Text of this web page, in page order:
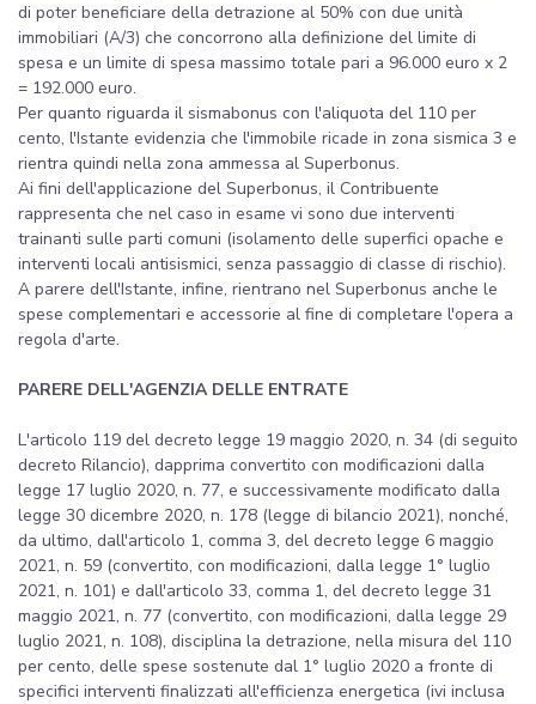
di poter beneficiare della detrazione al 50% con due unità
immobiliari (A/3) che concorrono alla definizione del limite di
spesa e un limite di spesa massimo totale pari a 96.000 euro x 2
= 192.000 euro.
Per quanto riguarda il sismabonus con l'aliquota del 110 per
cento, l'Istante evidenzia che l'immobile ricade in zona sismica 3 e
rientra quindi nella zona ammessa al Superbonus.
Ai fini dell'applicazione del Superbonus, il Contribuente
rappresenta che nel caso in esame vi sono due interventi
trainanti sulle parti comuni (isolamento delle superfici opache e
interventi locali antisismici, senza passaggio di classe di rischio).
A parere dell'Istante, infine, rientrano nel Superbonus anche le
spese complementari e accessorie al fine di completare l'opera a
regola d'arte.
PARERE DELL'AGENZIA DELLE ENTRATE
L'articolo 119 del decreto legge 19 maggio 2020, n. 34 (di seguito
decreto Rilancio), dapprima convertito con modificazioni dalla
legge 17 luglio 2020, n. 77, e successivamente modificato dalla
legge 30 dicembre 2020, n. 178 (legge di bilancio 2021), nonché,
da ultimo, dall'articolo 1, comma 3, del decreto legge 6 maggio
2021, n. 59 (convertito, con modificazioni, dalla legge 1° luglio
2021, n. 101) e dall'articolo 33, comma 1, del decreto legge 31
maggio 2021, n. 77 (convertito, con modificazioni, dalla legge 29
luglio 2021, n. 108), disciplina la detrazione, nella misura del 110
per cento, delle spese sostenute dal 1° luglio 2020 a fronte di
specifici interventi finalizzati all'efficienza energetica (ivi inclusa